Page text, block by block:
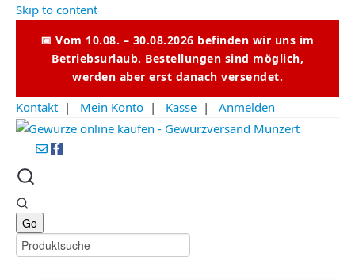
Skip to content
📅 Vom 10.08. – 30.08.2026 befinden wir uns im
Betriebsurlaub. Bestellungen sind möglich,
werden aber erst danach versendet.
Kontakt | Mein Konto | Kasse | Anmelden